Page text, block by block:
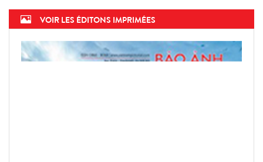
VOIR LES ÉDITONS IMPRIMÉES